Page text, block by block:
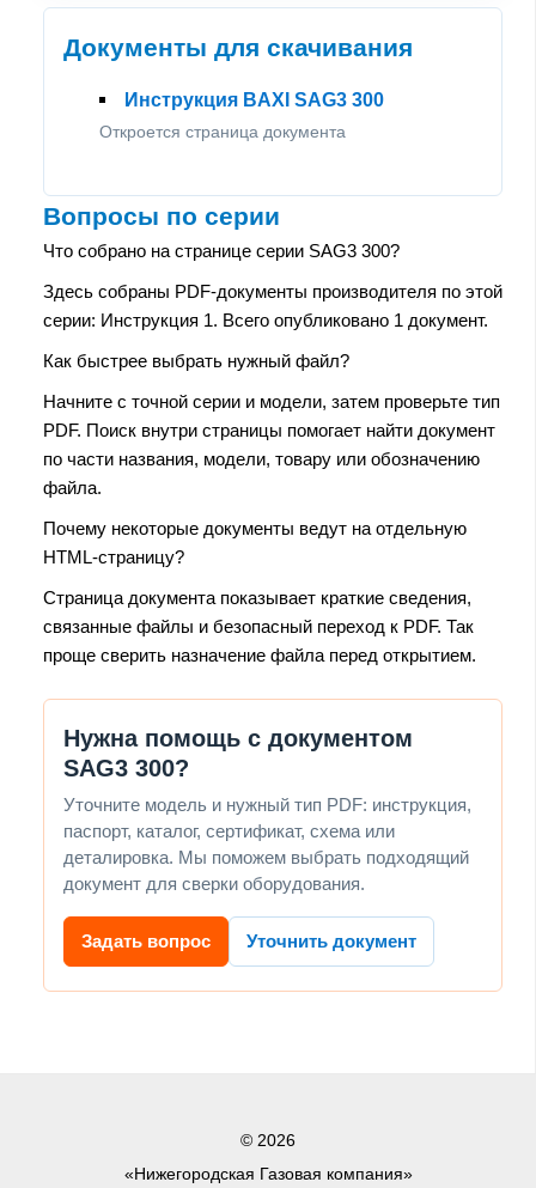
Документы для скачивания
Инструкция BAXI SAG3 300
Откроется страница документа
Вопросы по серии
Что собрано на странице серии SAG3 300?
Здесь собраны PDF-документы производителя по этой
серии: Инструкция 1. Всего опубликовано 1 документ.
Как быстрее выбрать нужный файл?
Начните с точной серии и модели, затем проверьте тип
PDF. Поиск внутри страницы помогает найти документ
по части названия, модели, товару или обозначению
файла.
Почему некоторые документы ведут на отдельную
HTML-страницу?
Страница документа показывает краткие сведения,
связанные файлы и безопасный переход к PDF. Так
проще сверить назначение файла перед открытием.
Нужна помощь с документом
SAG3 300?
Уточните модель и нужный тип PDF: инструкция,
паспорт, каталог, сертификат, схема или
деталировка. Мы поможем выбрать подходящий
документ для сверки оборудования.
Задать вопрос Уточнить документ
© 2026
«Нижегородская Газовая компания»